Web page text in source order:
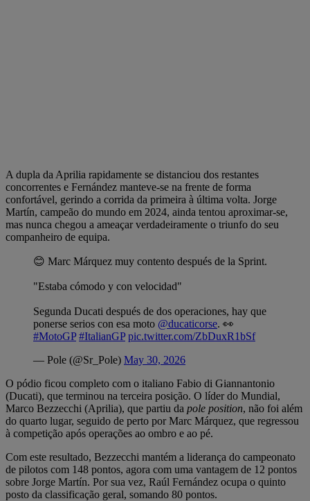
A dupla da Aprilia rapidamente se distanciou dos restantes
concorrentes e Fernández manteve-se na frente de forma
confortável, gerindo a corrida da primeira à última volta. Jorge
Martín, campeão do mundo em 2024, ainda tentou aproximar-se,
mas nunca chegou a ameaçar verdadeiramente o triunfo do seu
companheiro de equipa.
😊 Marc Márquez muy contento después de la Sprint.
"Estaba cómodo y con velocidad"
Segunda Ducati después de dos operaciones, hay que
ponerse serios con esa moto @ducaticorse. 👀
#MotoGP #ItalianGP pic.twitter.com/ZbDuxR1bSf
— Pole (@Sr_Pole) May 30, 2026
O pódio ficou completo com o italiano Fabio di Giannantonio
(Ducati), que terminou na terceira posição. O líder do Mundial,
Marco Bezzecchi (Aprilia), que partiu da pole position, não foi além
do quarto lugar, seguido de perto por Marc Márquez, que regressou
à competição após operações ao ombro e ao pé.
Com este resultado, Bezzecchi mantém a liderança do campeonato
de pilotos com 148 pontos, agora com uma vantagem de 12 pontos
sobre Jorge Martín. Por sua vez, Raúl Fernández ocupa o quinto
posto da classificação geral, somando 80 pontos.